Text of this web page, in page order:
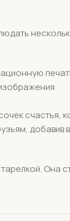
счастья,
Она